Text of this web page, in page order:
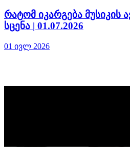
რატომ იკარგება მუსიკის
სცენა | 01.07.2026
01 ივლ 2026